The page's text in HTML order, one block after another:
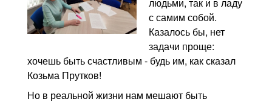
Блог
с самим собой.
Казалось бы, нет
задачи проще:
хочешь быть счастливым - будь им, как сказал
Козьма Прутков!
Но в реальной жизни нам мешают быть